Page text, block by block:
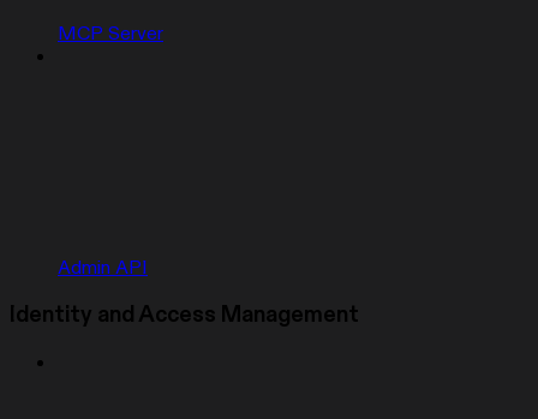
MCP Server
Admin API
Identity and Access Management